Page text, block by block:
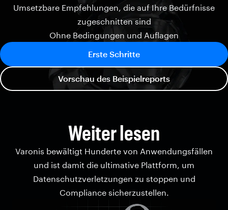
Umsetzbare Empfehlungen, die auf Ihre Bedürfnisse
zugeschnitten sind
Ohne Bedingungen und Auflagen
Erste Schritte
Vorschau des Beispielreports
Weiter lesen
Varonis bewältigt Hunderte von Anwendungsfällen
und ist damit die ultimative Plattform, um
Datenschutzverletzungen zu stoppen und
Compliance sicherzustellen.